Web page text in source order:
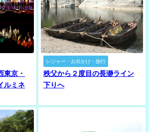
東京・
ルミネ
レジャー・お出かけ・旅行
秩父から２度目の長瀞ライン
下りへ